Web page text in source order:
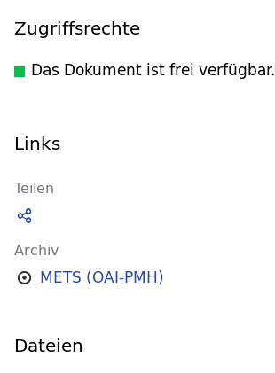
Zugriffsrechte
Das Dokument ist frei verfügbar.
Links
Teilen
Archiv
METS (OAI-PMH)
Dateien